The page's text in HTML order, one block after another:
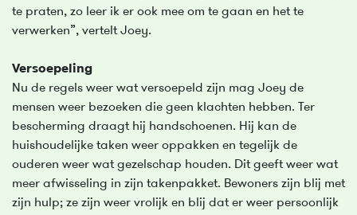
te praten, zo leer ik er ook mee om te gaan en het te
verwerken”, vertelt Joey.
Versoepeling
Nu de regels weer wat versoepeld zijn mag Joey de
mensen weer bezoeken die geen klachten hebben. Ter
bescherming draagt hij handschoenen. Hij kan de
huishoudelijke taken weer oppakken en tegelijk de
ouderen weer wat gezelschap houden. Dit geeft weer wat
meer afwisseling in zijn takenpakket. Bewoners zijn blij met
zijn hulp; ze zijn weer vrolijk en blij dat er weer persoonlijk